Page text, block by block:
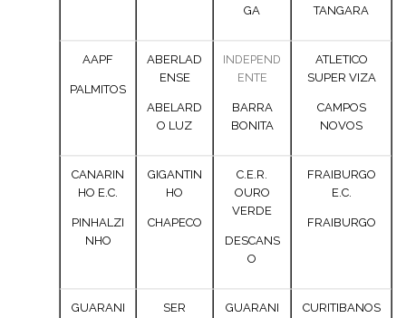
GA
TANGARA
AAPF
PALMITOS
ABERLAD
ENSE
ABELARD
O LUZ
INDEPEND
ENTE
BARRA
BONITA
ATLETICO
SUPER VIZA
CAMPOS
NOVOS
CANARIN
HO E.C.
PINHALZI
NHO
GIGANTIN
HO
CHAPECO
C.E.R.
OURO
VERDE
DESCANS
O
FRAIBURGO
E.C.
FRAIBURGO
GUARANI
SER
GUARANI
CURITIBANOS